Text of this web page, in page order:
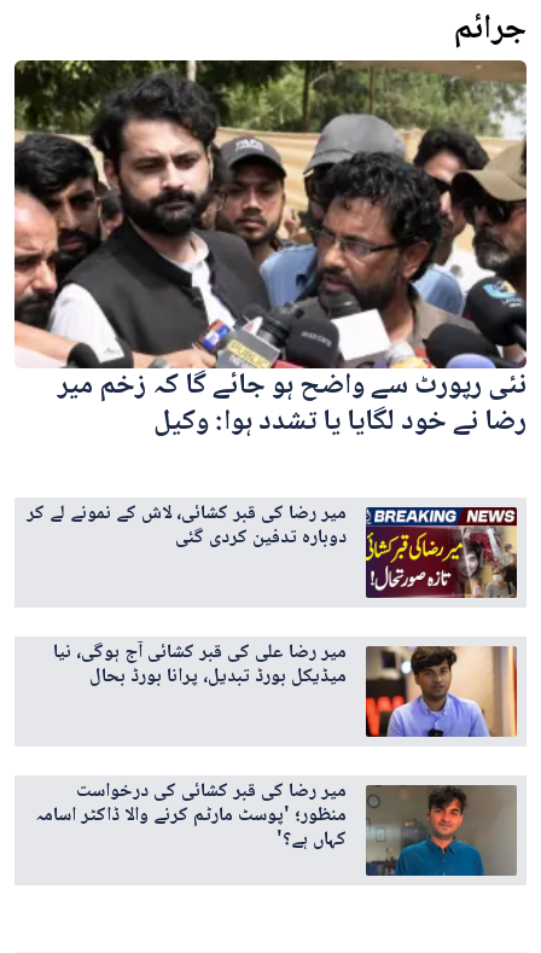
جرائم
نئی رپورٹ سے واضح ہو جائے گا کہ زخم میر
رضا نے خود لگایا یا تشدد ہوا: وکیل
میر رضا کی قبر کشائی، لاش کے نمونے لے کر
دوبارہ تدفین کردی گئی
میر رضا علی کی قبر کشائی آج ہوگی، نیا
میڈیکل بورڈ تبدیل، پرانا بورڈ بحال
میر رضا کی قبر کشائی کی درخواست
منظور؛ 'پوسٹ مارٹم کرنے والا ڈاکٹر اسامہ
کہاں ہے؟'